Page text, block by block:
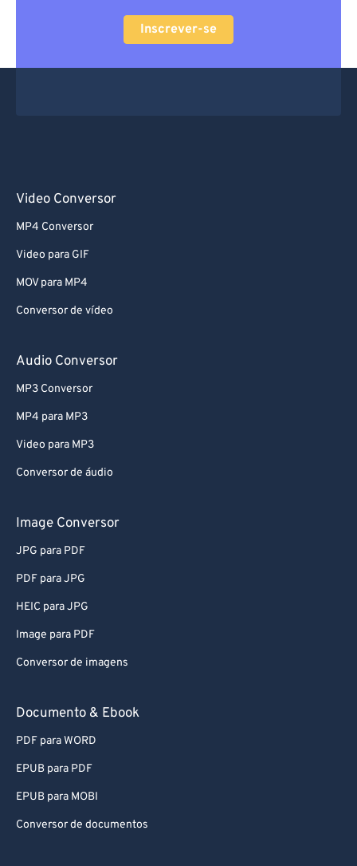
Inscrever-se
Video Conversor
MP4 Conversor
Video para GIF
MOV para MP4
Conversor de vídeo
Audio Conversor
MP3 Conversor
MP4 para MP3
Video para MP3
Conversor de áudio
Image Conversor
JPG para PDF
PDF para JPG
HEIC para JPG
Image para PDF
Conversor de imagens
Documento & Ebook
PDF para WORD
EPUB para PDF
EPUB para MOBI
Conversor de documentos